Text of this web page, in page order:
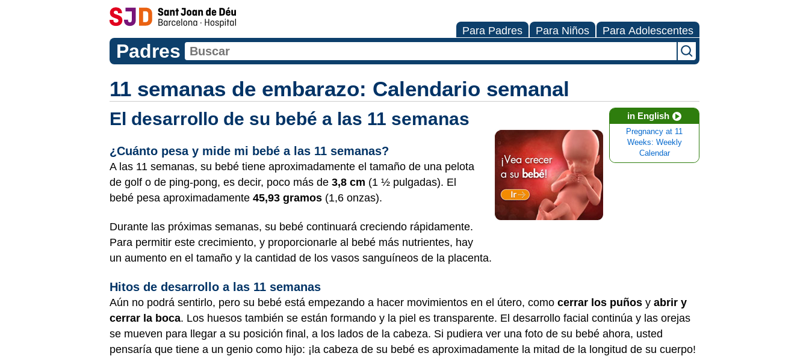
Para Padres Para Niños Para Adolescentes
Padres
11 semanas de embarazo: Calendario semanal
in English
Pregnancy at 11
Weeks: Weekly
Calendar
El desarrollo de su bebé a las 11 semanas
¿Cuánto pesa y mide mi bebé a las 11 semanas?
A las 11 semanas, su bebé tiene aproximadamente el tamaño de una pelota
de golf o de ping-pong, es decir, poco más de 3,8 cm (1 ½ pulgadas). El
bebé pesa aproximadamente 45,93 gramos (1,6 onzas).
Durante las próximas semanas, su bebé continuará creciendo rápidamente.
Para permitir este crecimiento, y proporcionarle al bebé más nutrientes, hay
un aumento en el tamaño y la cantidad de los vasos sanguíneos de la placenta.
Hitos de desarrollo a las 11 semanas
Aún no podrá sentirlo, pero su bebé está empezando a hacer movimientos en el útero, como cerrar los puños y abrir y
cerrar la boca. Los huesos también se están formando y la piel es transparente. El desarrollo facial continúa y las orejas
se mueven para llegar a su posición final, a los lados de la cabeza. Si pudiera ver una foto de su bebé ahora, usted
pensaría que tiene a un genio como hijo: ¡la cabeza de su bebé es aproximadamente la mitad de la longitud de su cuerpo!